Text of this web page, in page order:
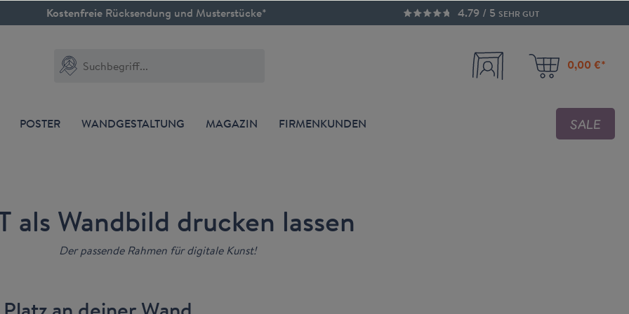
Kostenfreie Rücksendung und Musterstücke* 4.79 / 5 SEHR GUT
0,00 €*
POSTER WANDGESTALTUNG MAGAZIN FIRMENKUNDEN SALE
als Wandbild drucken lassen
Der passende Rahmen für digitale Kunst!